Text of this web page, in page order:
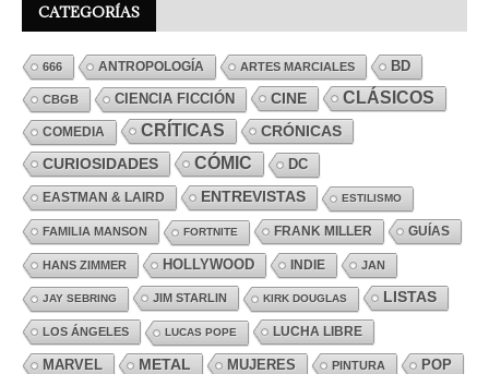
CATEGORÍAS
666 ANTROPOLOGÍA ARTES MARCIALES BD
CBGB CIENCIA FICCIÓN CINE CLÁSICOS
COMEDIA CRÍTICAS
CRÓNICAS
CURIOSIDADES
CÓMIC DC
EASTMAN & LAIRD ENTREVISTAS ESTILISMO
FAMILIA MANSON FORTNITE FRANK MILLER GUÍAS
HANS ZIMMER HOLLYWOOD INDIE JAN
JAY SEBRING JIM STARLIN KIRK DOUGLAS LISTAS
LOS ÁNGELES LUCAS POPE LUCHA LIBRE
MARVEL METAL MUJERES PINTURA POP